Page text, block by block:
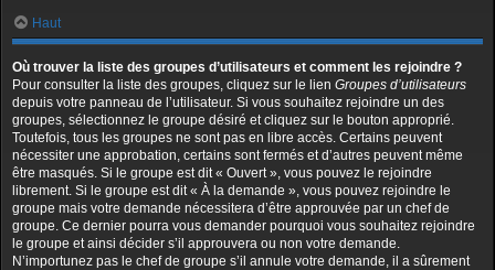
Haut
Où trouver la liste des groupes d’utilisateurs et comment les rejoindre ?
Pour consulter la liste des groupes, cliquez sur le lien Groupes d’utilisateurs
depuis votre panneau de l’utilisateur. Si vous souhaitez rejoindre un des
groupes, sélectionnez le groupe désiré et cliquez sur le bouton approprié.
Toutefois, tous les groupes ne sont pas en libre accès. Certains peuvent
nécessiter une approbation, certains sont fermés et d’autres peuvent même
être masqués. Si le groupe est dit « Ouvert », vous pouvez le rejoindre
librement. Si le groupe est dit « À la demande », vous pouvez rejoindre le
groupe mais votre demande nécessitera d’être approuvée par un chef de
groupe. Ce dernier pourra vous demander pourquoi vous souhaitez rejoindre
le groupe et ainsi décider s’il approuvera ou non votre demande.
N’importunez pas le chef de groupe s’il annule votre demande, il a sûrement